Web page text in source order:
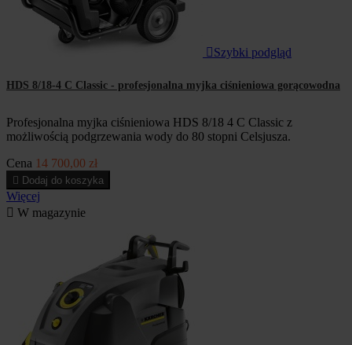
 Szybki podgląd
HDS 8/18-4 C Classic - profesjonalna myjka ciśnieniowa gorącowodna
Profesjonalna myjka ciśnieniowa HDS 8/18 4 C Classic z
możliwością podgrzewania wody do 80 stopni Celsjusza.
Cena 14 700,00 zł
 Dodaj do koszyka
Więcej
 W magazynie